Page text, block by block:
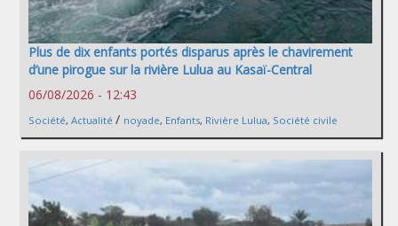
Plus de dix enfants portés disparus après le chavirement
d’une pirogue sur la rivière Lulua au Kasaï-Central
06/08/2026 - 12:43
Société, Actualité / noyade, Enfants, Rivière Lulua, Société civile